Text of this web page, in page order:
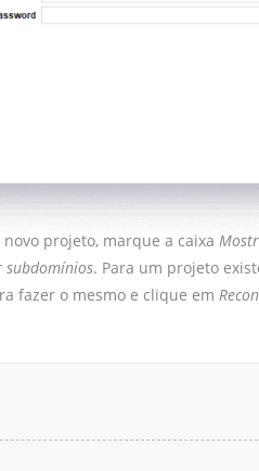
projeto, marque a caixa
subdomínios. Para um projeto
fazer o mesmo e clique em